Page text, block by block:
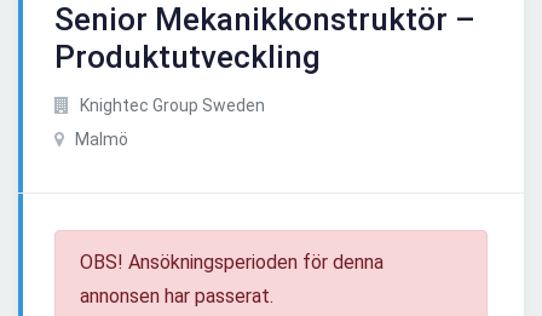
Senior Mekanikkonstruktör –
Produktutveckling
Knightec Group Sweden
Malmö
OBS! Ansökningsperioden för denna
annonsen har passerat.